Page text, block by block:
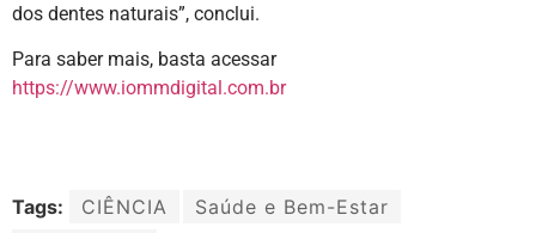
dos dentes naturais”, conclui.
Para saber mais, basta acessar
https://www.iommdigital.com.br
Tags: CIÊNCIA
Saúde e Bem-Estar